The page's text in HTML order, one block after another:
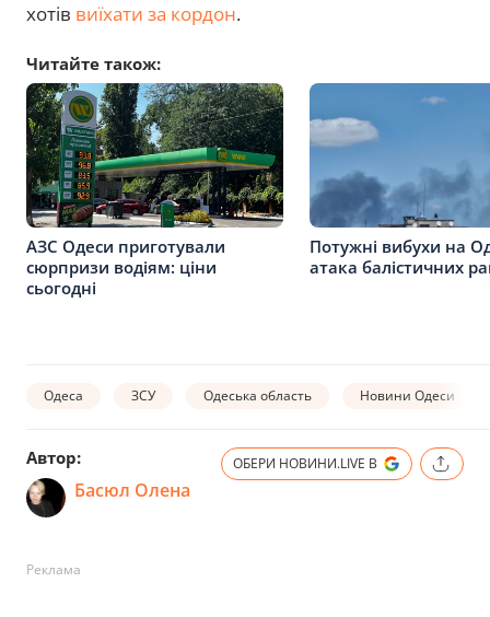
хотів виїхати за кордон.
Читайте також:
АЗС Одеси приготували
сюрпризи водіям: ціни
сьогодні
Потужні вибухи на
атака балістичних
Одеса ЗСУ Одеська область Новини Одеси
Автор:
Басюл Олена
ОБЕРИ НОВИНИ.LIVE В
Реклама